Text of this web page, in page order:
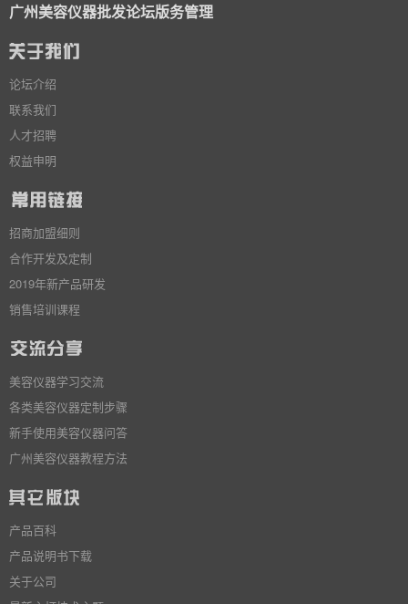
广州美容仪器批发论坛版务管理
论坛介绍
联系我们
人才招聘
权益申明
招商加盟细则
合作开发及定制
2019年新产品研发
销售培训课程
美容仪器学习交流
各类美容仪器定制步骤
新手使用美容仪器问答
广州美容仪器教程方法
产品百科
产品说明书下载
关于公司